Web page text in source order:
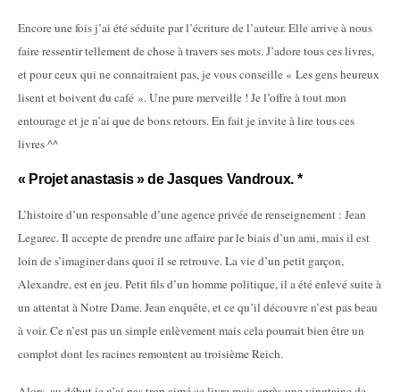
Encore une fois j’ai été séduite par l’écriture de l’auteur. Elle arrive à nous
faire ressentir tellement de chose à travers ses mots. J’adore tous ces livres,
et pour ceux qui ne connaitraient pas, je vous conseille « Les gens heureux
lisent et boivent du café ». Une pure merveille ! Je l’offre à tout mon
entourage et je n’ai que de bons retours. En fait je invite à lire tous ces
livres ^^
« Projet anastasis » de Jasques Vandroux. *
L’histoire d’un responsable d’une agence privée de renseignement : Jean
Legarec. Il accepte de prendre une affaire par le biais d’un ami, mais il est
loin de s’imaginer dans quoi il se retrouve. La vie d’un petit garçon,
Alexandre, est en jeu. Petit fils d’un homme politique, il a été enlevé suite à
un attentat à Notre Dame. Jean enquête, et ce qu’il découvre n’est pas beau
à voir. Ce n’est pas un simple enlèvement mais cela pourrait bien être un
complot dont les racines remontent au troisième Reich.